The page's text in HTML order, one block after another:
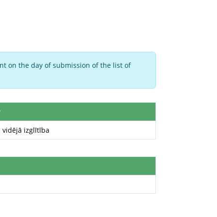
on the day of submission of the list of
vidējā izglītība